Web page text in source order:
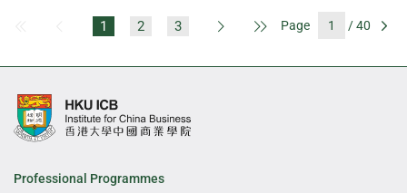
Previous Page
1 2 3 Next PageLast Page
Page / 40
Professional Programmes